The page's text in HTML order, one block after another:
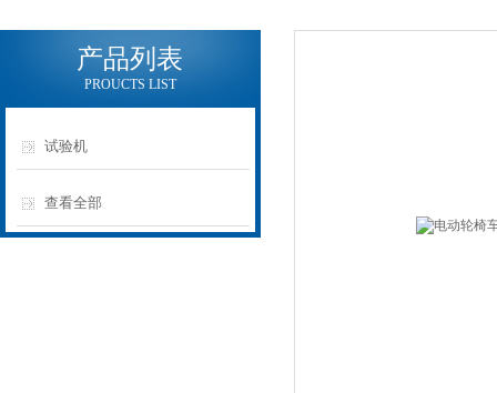
产品列表
PROUCTS LIST
试验机
查看全部